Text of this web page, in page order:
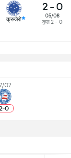
क्रुजेरो
2 - 0
05/08
कुल 2 - 0
07
-0